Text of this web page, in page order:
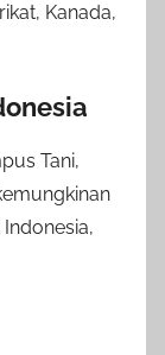
Kanada,
Tani,